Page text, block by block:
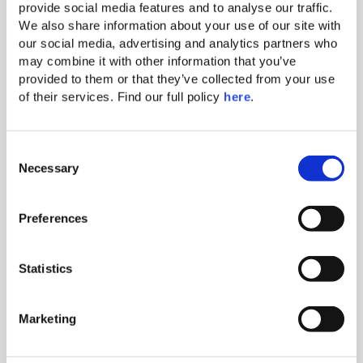
provide social media features and to analyse our traffic.
We also share information about your use of our site with
our social media, advertising and analytics partners who
may combine it with other information that you’ve
provided to them or that they’ve collected from your use
of their services. Find our full policy here.
Necessary
Preferences
Statistics
Marketing
forfait spa saisonnier, qui comprennent
une large gamme de soins allant des
rituels de renouvellement festifs aux
thérapies sur le thème des vacances.
C’est le nec plus ultra en matière de
soins personnalisés.